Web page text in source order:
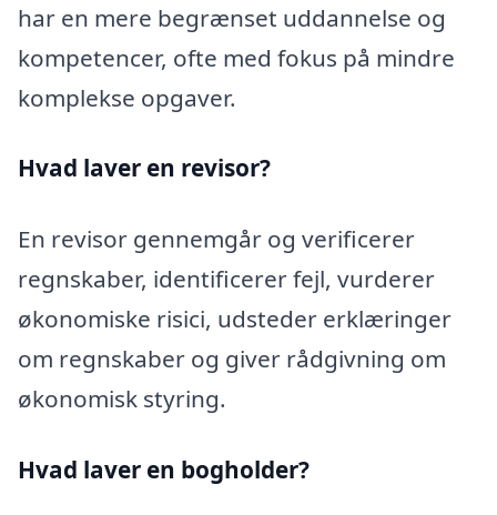
har en mere begrænset uddannelse og
kompetencer, ofte med fokus på mindre
komplekse opgaver.
Hvad laver en revisor?
En revisor gennemgår og verificerer
regnskaber, identificerer fejl, vurderer
økonomiske risici, udsteder erklæringer
om regnskaber og giver rådgivning om
økonomisk styring.
Hvad laver en bogholder?